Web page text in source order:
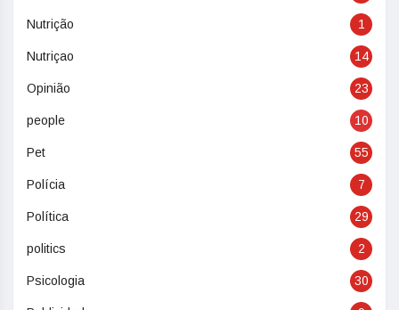
Nutrição 1
Nutriçao 14
Opinião 23
people 10
Pet 55
Polícia 7
Política 29
politics 2
Psicologia 30